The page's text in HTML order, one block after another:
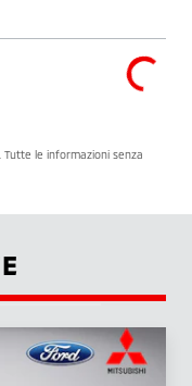
le informazioni senza